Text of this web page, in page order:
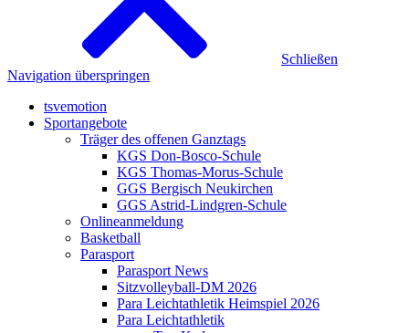
Schließen
Navigation überspringen
tsvemotion
Sportangebote
Träger des offenen Ganztags
KGS Don-Bosco-Schule
KGS Thomas-Morus-Schule
GGS Bergisch Neukirchen
GGS Astrid-Lindgren-Schule
Onlineanmeldung
Basketball
Parasport
Parasport News
Sitzvolleyball-DM 2026
Para Leichtathletik Heimspiel 2026
Para Leichtathletik